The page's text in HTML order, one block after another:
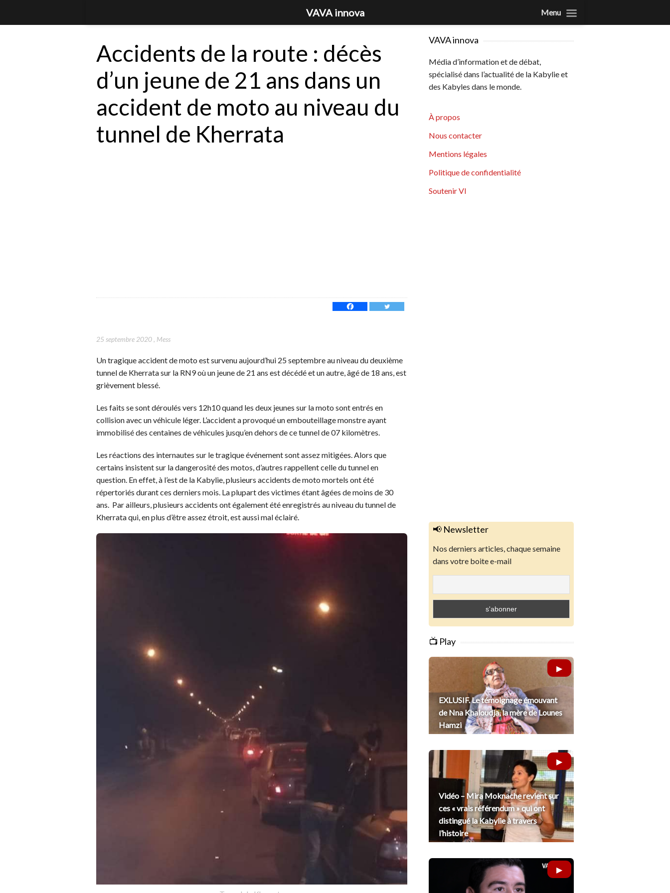
Accidents de la route : décès
d’un jeune de 21 ans dans un
accident de moto au niveau du
tunnel de Kherrata
25 septembre 2020, Mess
Un tragique accident de moto est survenu aujourd’hui 25 septembre au niveau du deuxième
tunnel de Kherrata sur la RN9 où un jeune de 21 ans est décédé et un autre, âgé de 18 ans, est
grièvement blessé.
Les faits se sont déroulés vers 12h10 quand les deux jeunes sur la moto sont entrés en
collision avec un véhicule léger. L’accident a provoqué un embouteillage monstre ayant
immobilisé des centaines de véhicules jusqu’en dehors de ce tunnel de 07 kilomètres.
Les réactions des internautes sur le tragique événement sont assez mitigées. Alors que
certains insistent sur la dangerosité des motos, d’autres rappellent celle du tunnel en
question. En effet, à l’est de la Kabylie, plusieurs accidents de moto mortels ont été
répertoriés durant ces derniers mois. La plupart des victimes étant âgées de moins de 30
ans. Par ailleurs, plusieurs accidents ont également été enregistrés au niveau du tunnel de
Kherrata qui, en plus d’être assez étroit, est aussi mal éclairé.
VAVA innova
Média d’information et de débat,
spécialisé dans l’actualité de la Kabylie et
des Kabyles dans le monde.
À propos
Nous contacter
Mentions légales
Politique de confidentialité
Soutenir VI
📢 Newsletter
Nos derniers articles, chaque semaine
dans votre boite e-mail
📺 Play
EXLUSIF. Le témoignage émouvant
de Nna Khaloudja, la mère de Lounes
Hamzi
Vidéo – Mira Moknache revient sur
ces « vrais référendum » qui ont
distingué la Kabylie à travers
l’histoire
VAVA innova Menu